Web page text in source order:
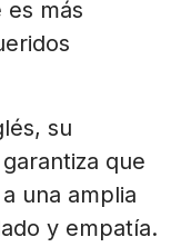
es más
su
que
una amplia
y empatía.